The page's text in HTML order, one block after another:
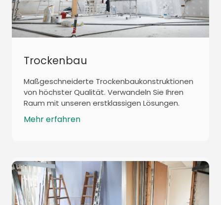
Trockenbau
Maßgeschneiderte Trockenbaukonstruktionen
von höchster Qualität. Verwandeln Sie Ihren
Raum mit unseren erstklassigen Lösungen.
Mehr erfahren